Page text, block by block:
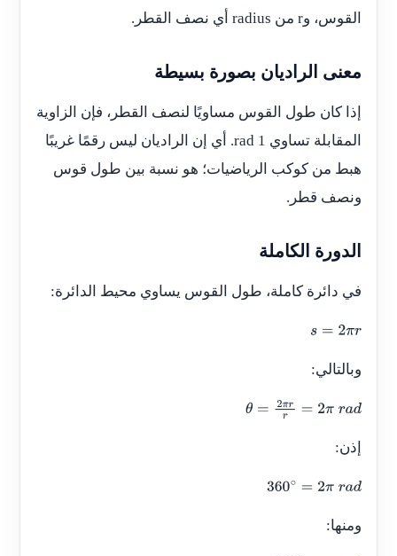
القوس، وrمن radius أي نصف القطر.
معنى الراديان بصورة بسيطة
إذا كان طول القوس مساويًا لنصف القطر، فإن الزاوية
المقابلة تساوي 1 rad. أي إن الراديان ليس رقمًا غريبًا
هبط من كوكب الرياضيات؛ هو نسبة بين طول قوس
ونصف قطر.
الدورة الكاملة
في دائرة كاملة، طول القوس يساوي محيط الدائرة:
s =2 πr
وبالتالي:
θ =2 πrr= 2π rad
إذن:
360∘=2πrad
ومنها: